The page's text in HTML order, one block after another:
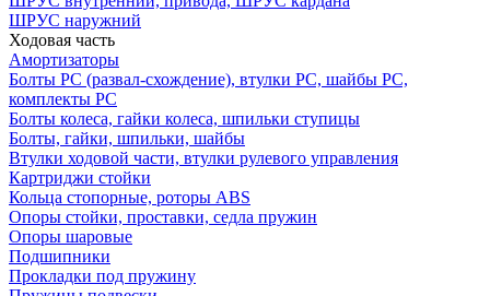
ШРУС наружний
Ходовая часть
Амортизаторы
Болты РС (развал-схождение), втулки РС, шайбы РС,
комплекты РС
Болты колеса, гайки колеса, шпильки ступицы
Болты, гайки, шпильки, шайбы
Втулки ходовой части, втулки рулевого управления
Картриджи стойки
Кольца стопорные, роторы ABS
Опоры стойки, проставки, седла пружин
Опоры шаровые
Подшипники
Прокладки под пружину